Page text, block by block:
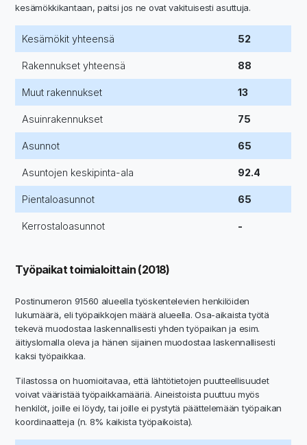
kesämökkikantaan, paitsi jos ne ovat vakituisesti asuttuja.
Kesämökit yhteensä 52
Rakennukset yhteensä 88
Muut rakennukset 13
Asuinrakennukset 75
Asunnot 65
Asuntojen keskipinta-ala 92.4
Pientaloasunnot 65
Kerrostaloasunnot -
Työpaikat toimialoittain (2018)
Postinumeron 91560 alueella työskentelevien henkilöiden
lukumäärä, eli työpaikkojen määrä alueella. Osa-aikaista työtä
tekevä muodostaa laskennallisesti yhden työpaikan ja esim.
äitiyslomalla oleva ja hänen sijainen muodostaa laskennallisesti
kaksi työpaikkaa.
Tilastossa on huomioitavaa, että lähtötietojen puutteellisuudet
voivat vääristää työpaikkamääriä. Aineistoista puuttuu myös
henkilöt, joille ei löydy, tai joille ei pystytä päättelemään työpaikan
koordinaatteja (n. 8% kaikista työpaikoista).